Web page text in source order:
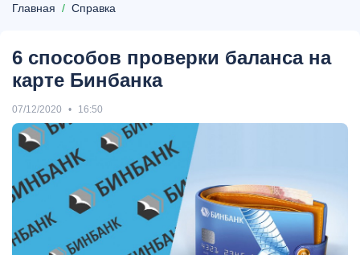
Главная Справка
6 способов проверки баланса на
карте Бинбанка
07/12/2020 16:50